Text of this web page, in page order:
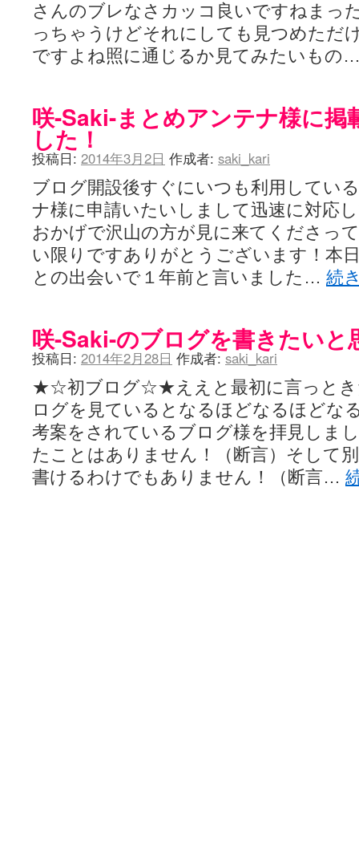
さんのブレなさカッコ良いですねまっ
っちゃうけどそれにしても見つめただ
ですよね照に通じるか見てみたいもの
咲-Saki-まとめアンテナ様に掲
した！
投稿日: 2014年3月2日 作成者: saki_kari
ブログ開設後すぐにいつも利用してい
ナ様に申請いたいしまして迅速に対応
おかげで沢山の方が見に来てくださっ
い限りですありがとうございます！本
との出会いで１年前と言いました… 続
咲-Saki-のブログを書きたいと
投稿日: 2014年2月28日 作成者: saki_kari
★☆初ブログ☆★ええと最初に言っとき
ログを見ているとなるほどなるほどな
考案をされているブログ様を拝見しま
たことはありません！（断言）そして
書けるわけでもありません！（断言…